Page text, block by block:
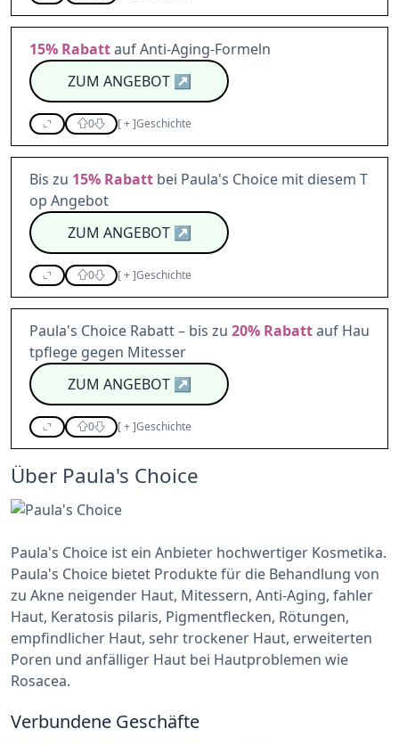
15% Rabattauf Anti-Aging-Formeln
ZUM ANGEBOT↗
0 [+]Geschichte
Bis zu 15% Rabatt bei Paula's Choice mit diesem T
op Angebot
ZUM ANGEBOT↗
0 [+]Geschichte
Paula's Choice Rabatt – bis zu 20% Rabattauf Hau
tpflege gegen Mitesser
ZUM ANGEBOT↗
0 [+]Geschichte
Über Paula's Choice
Paula's Choice ist ein Anbieter hochwertiger Kosmetika.
Paula's Choice bietet Produkte für die Behandlung von
zu Akne neigender Haut, Mitessern, Anti-Aging, fahler
Haut, Keratosis pilaris, Pigmentflecken, Rötungen,
empfindlicher Haut, sehr trockener Haut, erweiterten
Poren und anfälliger Haut bei Hautproblemen wie
Rosacea.
Verbundene Geschäfte